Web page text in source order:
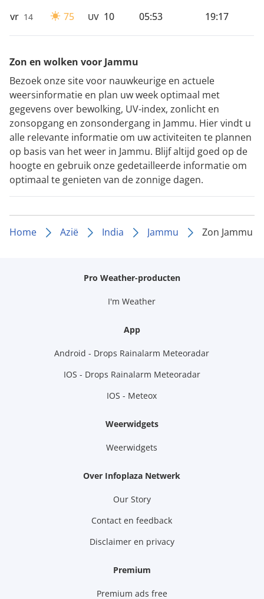
vr 14 75 UV 10 05:53 19:17
Zon en wolken voor Jammu
Bezoek onze site voor nauwkeurige en actuele
weersinformatie en plan uw week optimaal met
gegevens over bewolking, UV-index, zonlicht en
zonsopgang en zonsondergang in Jammu. Hier vindt u
alle relevante informatie om uw activiteiten te plannen
op basis van het weer in Jammu. Blijf altijd goed op de
hoogte en gebruik onze gedetailleerde informatie om
optimaal te genieten van de zonnige dagen.
Home Azië India Jammu Zon Jammu
Pro Weather-producten
I'm Weather
App
Android - Drops Rainalarm Meteoradar
IOS - Drops Rainalarm Meteoradar
IOS - Meteox
Weerwidgets
Weerwidgets
Over Infoplaza Netwerk
Our Story
Contact en feedback
Disclaimer en privacy
Premium
Premium ads free